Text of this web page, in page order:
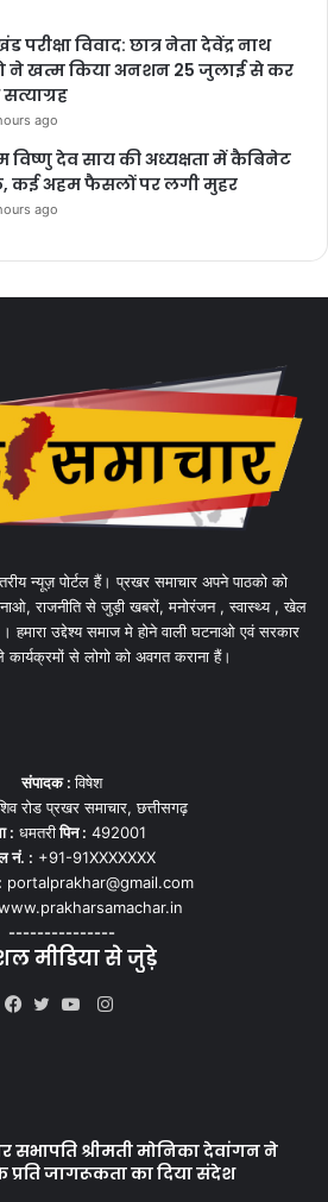
परीक्षा विवाद: छात्र नेता देवेंद्र नाथ
ने खत्म किया अनशन 25 जुलाई से कर
ago
विष्णु देव साय की अध्यक्षता में कैबिनेट
कई अहम फैसलों पर लगी मुहर
ago
न्यूज़ पोर्टल हैं। प्रखर समाचार अपने पाठको को
राजनीति से जुड़ी खबरों, मनोरंजन , स्वास्थ्य , खेल
हमारा उद्देश्य समाज मे होने वाली घटनाओ एवं सरकार
कार्यक्रमों से लोगो को अवगत कराना हैं।
संपादक :विषेश
रोड प्रखर समाचार, छत्तीसगढ़
: धमतरीपिन : 492001
नं. : +91-91XXXXXXX
portalprakhar@gmail.com
---------------
मीडिया से जुड़े
Instagram
सभापति श्रीमती मोनिका देवांगन ने
प्रति जागरूकता का दिया संदेश